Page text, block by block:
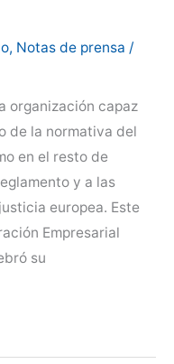
, Notas de prensa /
organización capaz
de la normativa del
en el resto de
y a las
europea. Este
Empresarial
su